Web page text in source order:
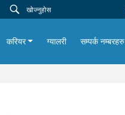
करियर ग्यालरी सम्पर्क नम्बरहरु